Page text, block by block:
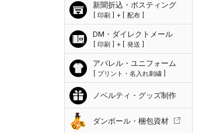
新聞折込・ポスティング
印刷 + 配布
DM・ダイレクトメール
印刷 + 発送
アパレル・ユニフォーム
プリント・名入れ刺繍
ノベルティ・グッズ制作
ダンボール・梱包資材